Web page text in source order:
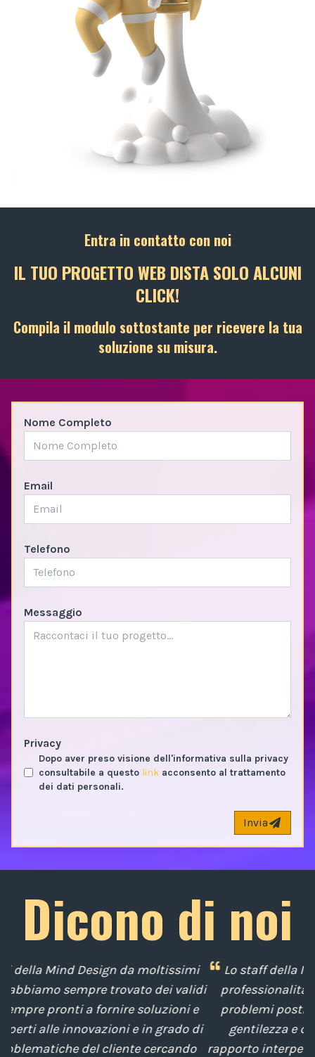
Entra in contatto con noi
IL TUO PROGETTO WEB DISTA SOLO ALCUNI
CLICK!
Compila il modulo sottostante per ricevere la tua
soluzione su misura.
Nome Completo
Email
Telefono
Messaggio
Privacy
Dopo aver preso visione dell'informativa sulla privacy
consultabile a questo link acconsento al trattamento
dei dati personali.
Invia
Dicono di noi
Lo staff della Mind Design ci ha mostrato la sua
professionalità nella soluzione tempestiva dei
problemi posti da noi nel corso degli anni, con
gentilezza e disponibilità nella gestione del
rapporto interpersonale, con competenze tecniche